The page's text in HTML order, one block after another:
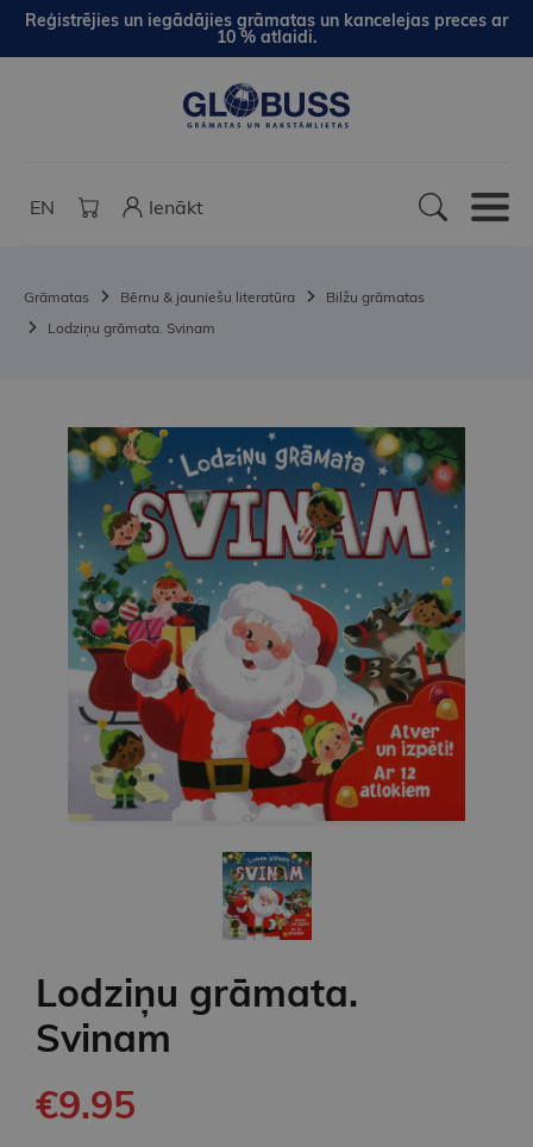
Reģistrējies un iegādājies grāmatas un kancelejas preces ar
10 % atlaidi.
EN Ienākt
Grāmatas Bērnu & jauniešu literatūra
Bilžu grāmatas
Lodziņu grāmata. Svinam
Lodziņu grāmata.
Svinam
€9.95